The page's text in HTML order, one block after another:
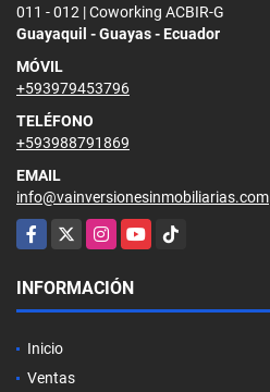
011 - 012 | Coworking ACBIR-G
Guayaquil - Guayas - Ecuador
MÓVIL
+593979453796
TELÉFONO
+593988791869
EMAIL
info@vainversionesinmobiliarias.com
Facebook
X InstagramYouTubeTikTok
INFORMACIÓN
Inicio
Ventas